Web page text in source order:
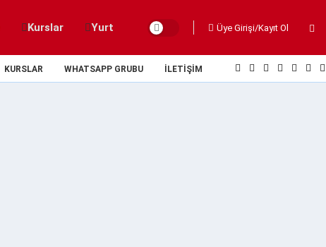
Kurslar Yurt Üye Girişi/Kayıt Ol
KURSLAR WHATSAPP GRUBU İLETIŞIM